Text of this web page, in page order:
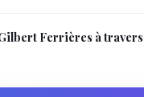
Ferrières à